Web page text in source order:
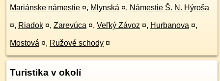
Mariánske námestie ¤, Mlynská ¤, Námestie Š. N. Hýroša
¤, Riadok ¤, Zarevúca ¤, Veľký Závoz ¤, Hurbanova ¤,
Mostová ¤, Ružové schody ¤
Turistika v okolí